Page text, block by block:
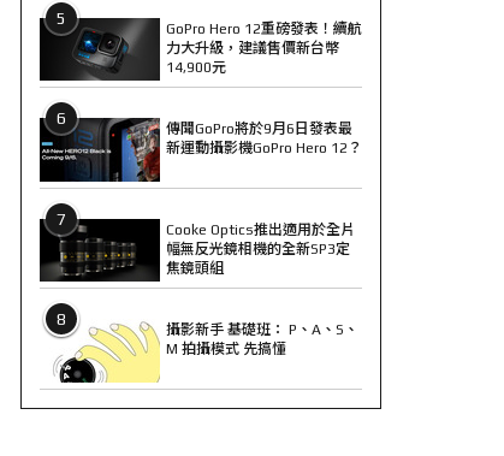
5
GoPro Hero 12重磅發表！續航
力大升級，建議售價新台幣
14,900元
6
傳聞GoPro將於9月6日發表最
新運動攝影機GoPro Hero 12？
7
Cooke Optics推出適用於全片
幅無反光鏡相機的全新SP3定
焦鏡頭組
8
攝影新手 基礎班： P、A、S、
M 拍攝模式 先搞懂